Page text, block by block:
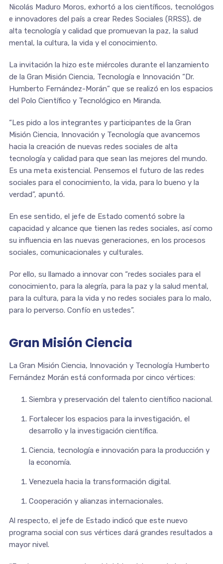
Nicolás Maduro Moros, exhortó a los científicos, tecnológos
e innovadores del país a crear Redes Sociales (RRSS), de
alta tecnología y calidad que promuevan la paz, la salud
mental, la cultura, la vida y el conocimiento.
La invitación la hizo este miércoles durante el lanzamiento
de la Gran Misión Ciencia, Tecnología e Innovación “Dr.
Humberto Fernández-Morán” que se realizó en los espacios
del Polo Científico y Tecnológico en Miranda.
“Les pido a los integrantes y participantes de la Gran
Misión Ciencia, Innovación y Tecnología que avancemos
hacia la creación de nuevas redes sociales de alta
tecnología y calidad para que sean las mejores del mundo.
Es una meta existencial. Pensemos el futuro de las redes
sociales para el conocimiento, la vida, para lo bueno y la
verdad”, apuntó.
En ese sentido, el jefe de Estado comentó sobre la
capacidad y alcance que tienen las redes sociales, así como
su influencia en las nuevas generaciones, en los procesos
sociales, comunicacionales y culturales.
Por ello, su llamado a innovar con “redes sociales para el
conocimiento, para la alegría, para la paz y la salud mental,
para la cultura, para la vida y no redes sociales para lo malo,
para lo perverso. Confío en ustedes”.
Gran Misión Ciencia
La Gran Misión Ciencia, Innovación y Tecnología Humberto
Fernández Morán está conformada por cinco vértices:
Siembra y preservación del talento científico nacional.
Fortalecer los espacios para la investigación, el
desarrollo y la investigación científica.
Ciencia, tecnología e innovación para la producción y
la economía.
Venezuela hacia la transformación digital.
Cooperación y alianzas internacionales.
Al respecto, el jefe de Estado indicó que este nuevo
programa social con sus vértices dará grandes resultados a
mayor nivel.